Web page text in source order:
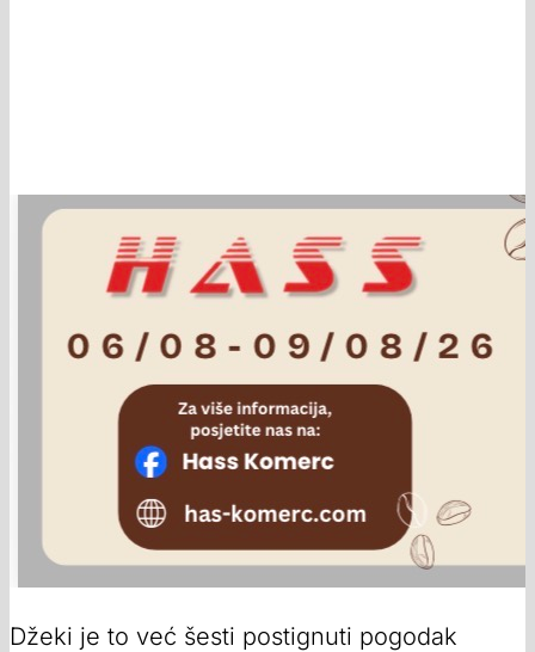
Džeki je to već šesti postignuti pogodak